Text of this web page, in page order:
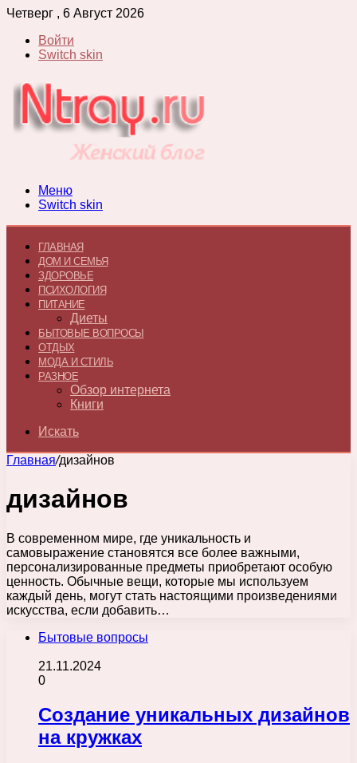
Четверг , 6 Август 2026
Войти
Switch skin
Меню
Switch skin
ГЛАВНАЯ
ДОМ И СЕМЬЯ
ЗДОРОВЬЕ
ПСИХОЛОГИЯ
ПИТАНИЕ
Диеты
БЫТОВЫЕ ВОПРОСЫ
ОТДЫХ
МОДА И СТИЛЬ
РАЗНОЕ
Обзор интернета
Книги
Искать
Главная/дизайнов
дизайнов
В современном мире, где уникальность и
самовыражение становятся все более важными,
персонализированные предметы приобретают особую
ценность. Обычные вещи, которые мы используем
каждый день, могут стать настоящими произведениями
искусства, если добавить…
Бытовые вопросы
21.11.2024
0
Создание уникальных дизайнов
на кружках